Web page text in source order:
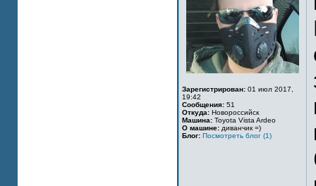
Зарегистрирован: 01 июл 2017,
19:42
Сообщения: 51
Откуда: Новороссийск
Машина: Toyota Vista Ardeo
О машине: диванчик =)
Блог: Посмотреть блог (1)